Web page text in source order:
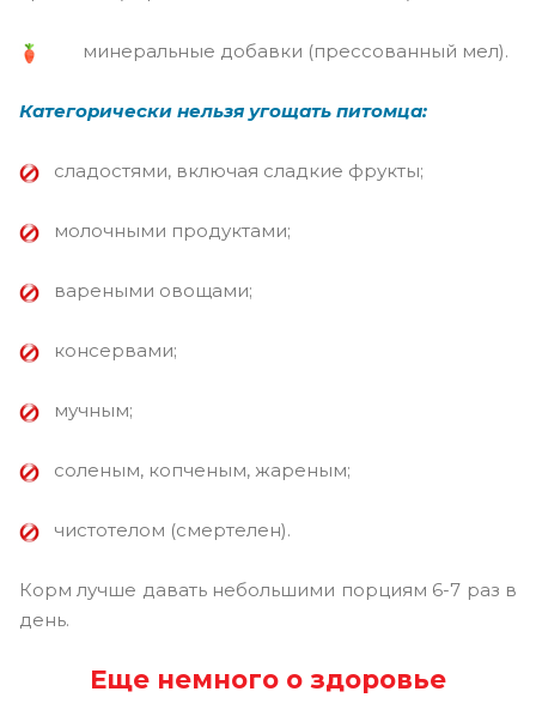
минеральные добавки (прессованный мел).
Категорически нельзя угощать питомца:
сладостями, включая сладкие фрукты;
молочными продуктами;
вареными овощами;
консервами;
мучным;
соленым, копченым, жареным;
чистотелом (смертелен).
Корм лучше давать небольшими порциям 6-7 раз в
день.
Еще немного о здоровье